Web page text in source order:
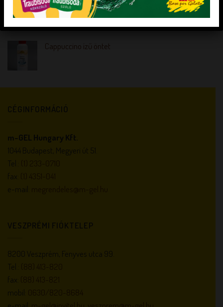
Dia-wellness Granola szelet sós karamell 50 g
Cappuccino ízű öntet
CÉGINFORMÁCIÓ
m-GEL Hungary Kft.
1044 Budapest, Megyeri út 51.
Tel.:
fax:
e-mail:
VESZPRÉMI FIÓKTELEP
8200 Veszprém, Fenyves utca 99.
Tel.:
fax:
mobil: